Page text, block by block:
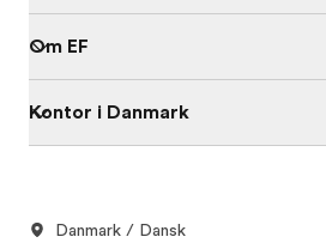
Om EF
Kontor i Danmark
Danmark / Dansk